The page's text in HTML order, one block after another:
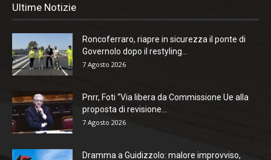
Ultime Notizie
Roncoferraro, riapre in sicurezza il ponte di
Governolo dopo il restyling...
7 Agosto 2026
Pnrr, Foti “Via libera da Commissione Ue alla
proposta di revisione...
7 Agosto 2026
Dramma a Guidizzolo: malore improvviso,